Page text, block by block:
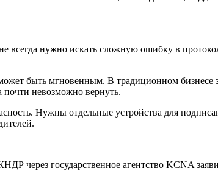
нужно искать сложную ошибку в
быть мгновенным. В традиционном бизнесе
невозможно вернуть.
Нужны отдельные устройства для
через государственное агентство KCNA